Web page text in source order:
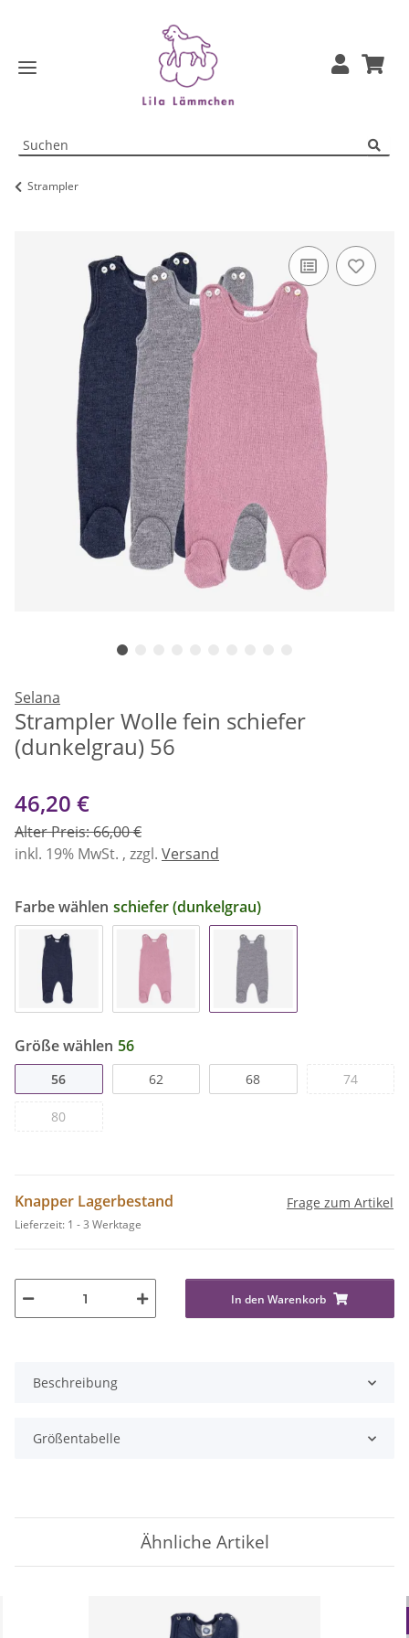
Strampler
Selana
Strampler Wolle fein schiefer
(dunkelgrau) 56
46,20 €
Alter Preis: 66,00 €
inkl. 19% MwSt. , zzgl. Versand
Farbe wählen schiefer (dunkelgrau)
Größe wählen 56
56 62 68 74
80
Knapper Lagerbestand
Lieferzeit: 1 - 3 Werktage
Frage zum Artikel
In den Warenkorb
Beschreibung
Größentabelle
Ähnliche Artikel